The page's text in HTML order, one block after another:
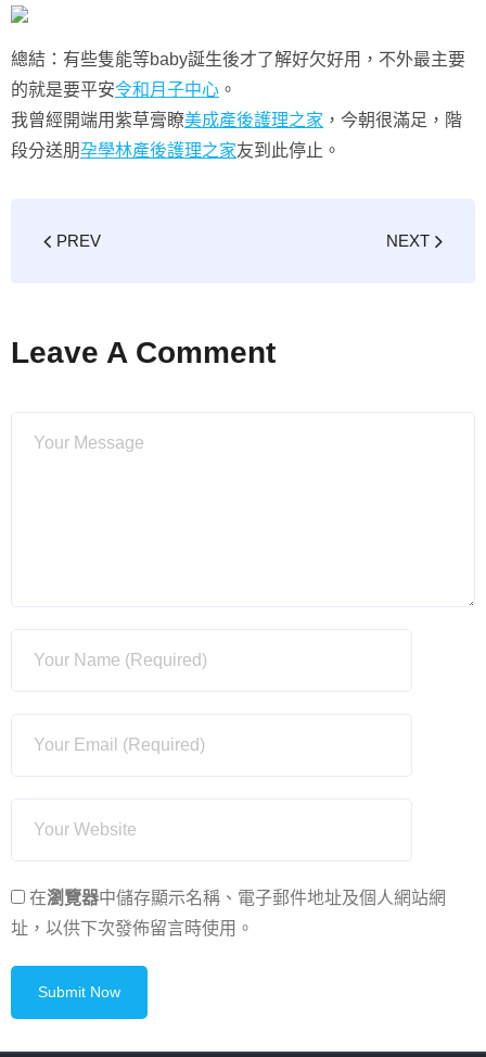
總結：有些隻能等baby誕生後才了解好欠好用，不外最主要
的就是要平安令和月子中心 。
我曾經開端用紫草膏瞭美成產後護理之家 ，今朝很滿足，階
段分送朋孕學林產後護理之家友到此停止。
PREV NEXT
Leave A Comment
在瀏覽器中儲存顯示名稱、電子郵件地址及個人網站網
址，以供下次發佈留言時使用。